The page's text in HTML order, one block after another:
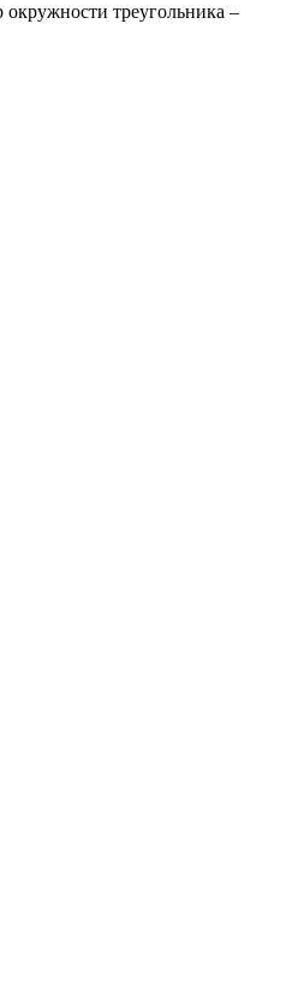
окружности треугольника –
b + c}{2}